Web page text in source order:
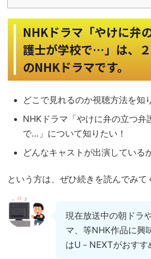
NHKドラマ「やけに弁
護士が学校で…」は、
のNHKドラマです。
どこで見れるのか視聴方法を知
NHKドラマ「やけに弁の立つ弁
で…」について知りたい！
どんなキャストが出演している
という方は、ぜひ続きを読んでみて
現在放送中の朝ドラ
マ、等NHK作品に興
はU－NEXTがおすす